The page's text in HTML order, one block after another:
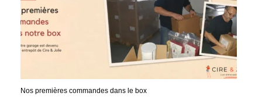
Nos premières commandes dans le box